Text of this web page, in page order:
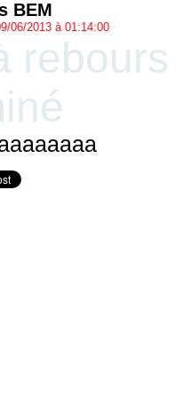
BEM
06/2013 à 01:14:00
rebours